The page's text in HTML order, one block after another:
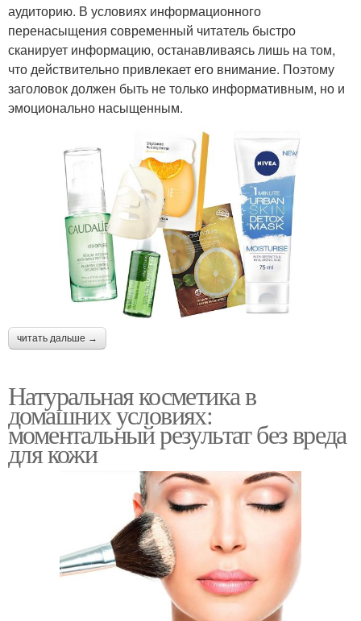
аудиторию. В условиях информационного
перенасыщения современный читатель быстро
сканирует информацию, останавливаясь лишь на том,
что действительно привлекает его внимание. Поэтому
заголовок должен быть не только информативным, но и
эмоционально насыщенным.
читать дальше →
Натуральная косметика в
домашних условиях:
моментальный результат без вреда
для кожи